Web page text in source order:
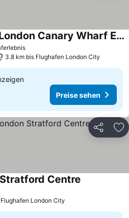
Preise sehen
Radisson Blu Hotel, London Canary Wharf East
3.8 km bis Flughafen London City
Preise sehen
Teilen
Centre
Flughafen London City